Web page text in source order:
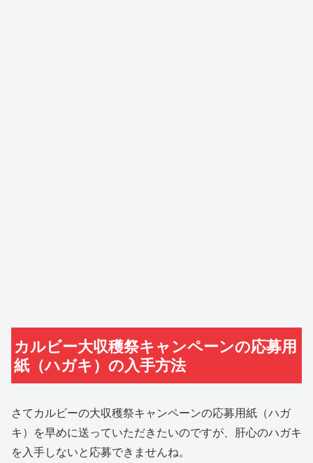
カルビー大収穫祭キャンペーンの応募用
紙（ハガキ）の入手方法
さてカルビーの大収穫祭キャンペーンの応募用紙（ハガ
キ）を早めに送っていただきたいのですが、肝心のハガキ
を入手しないと応募できませんね。